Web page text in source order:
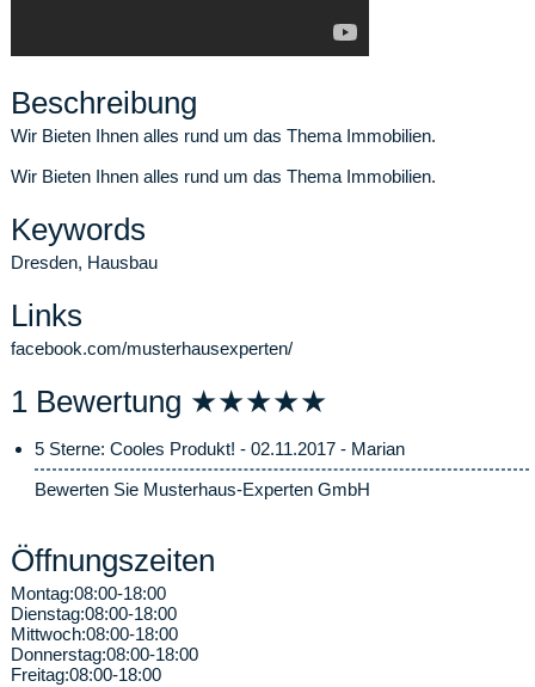
Beschreibung
Wir Bieten Ihnen alles rund um das Thema Immobilien.
Wir Bieten Ihnen alles rund um das Thema Immobilien.
Keywords
Dresden, Hausbau
Links
facebook.com/musterhausexperten/
1 Bewertung ★★★★★
5 Sterne: Cooles Produkt! - 02.11.2017 - Marian
Bewerten Sie Musterhaus-Experten GmbH
Öffnungszeiten
Montag:08:00-18:00
Dienstag:08:00-18:00
Mittwoch:08:00-18:00
Donnerstag:08:00-18:00
Freitag:08:00-18:00